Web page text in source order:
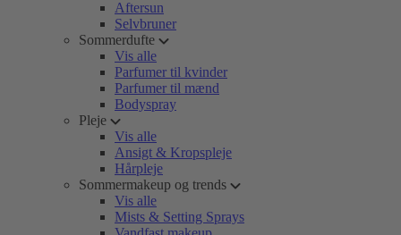
Aftersun
Selvbruner
Sommerdufte
Vis alle
Parfumer til kvinder
Parfumer til mænd
Bodyspray
Pleje
Vis alle
Ansigt & Kropspleje
Hårpleje
Sommermakeup og trends
Vis alle
Mists & Setting Sprays